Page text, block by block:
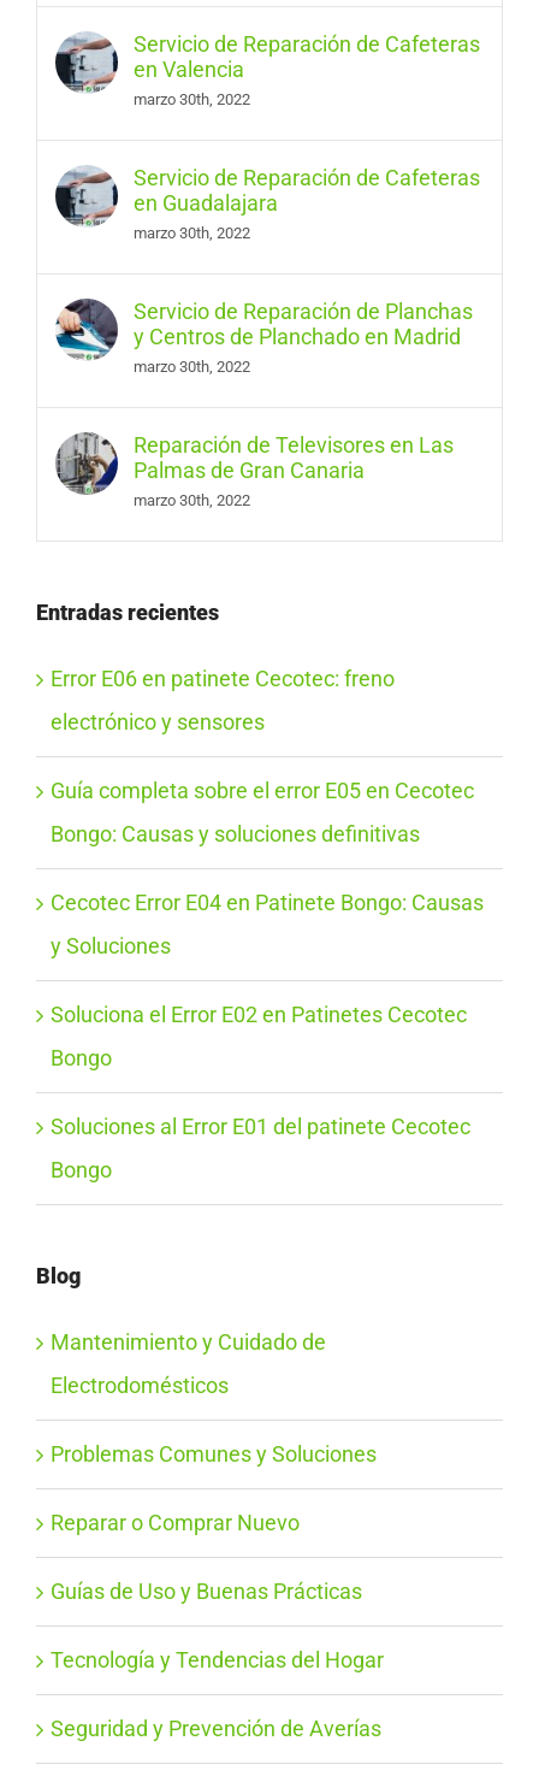
Servicio de Reparación de Cafeteras
en Valencia
marzo 30th, 2022
Servicio de Reparación de Cafeteras
en Guadalajara
marzo 30th, 2022
Servicio de Reparación de Planchas
y Centros de Planchado en Madrid
marzo 30th, 2022
Reparación de Televisores en Las
Palmas de Gran Canaria
marzo 30th, 2022
Entradas recientes
Error E06 en patinete Cecotec: freno
electrónico y sensores
Guía completa sobre el error E05 en Cecotec
Bongo: Causas y soluciones definitivas
Cecotec Error E04 en Patinete Bongo: Causas
y Soluciones
Soluciona el Error E02 en Patinetes Cecotec
Bongo
Soluciones al Error E01 del patinete Cecotec
Bongo
Blog
Mantenimiento y Cuidado de
Electrodomésticos
Problemas Comunes y Soluciones
Reparar o Comprar Nuevo
Guías de Uso y Buenas Prácticas
Tecnología y Tendencias del Hogar
Seguridad y Prevención de Averías